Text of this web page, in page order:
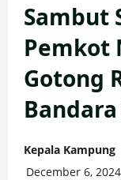
Sambut
Pemkot
Gotong
Kepala Kampung
December 6, 2024